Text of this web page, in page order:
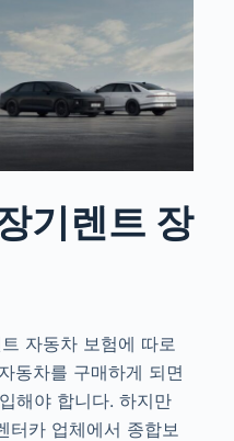
기렌트 장
자동차 보험에 따로
동차를 구매하게 되면
해야 합니다. 하지만
터카 업체에서 종합보